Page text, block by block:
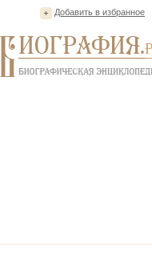
Добавить в избранное